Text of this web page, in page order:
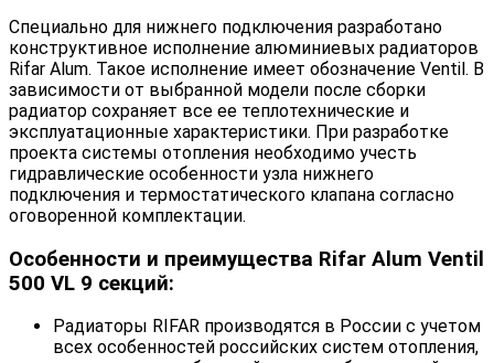
Специально для нижнего подключения разработано
конструктивное исполнение алюминиевых радиаторов
Rifar Alum. Такое исполнение имеет обозначение Ventil. В
зависимости от выбранной модели после сборки
радиатор сохраняет все ее теплотехнические и
эксплуатационные характеристики. При разработке
проекта системы отопления необходимо учесть
гидравлические особенности узла нижнего
подключения и термостатического клапана согласно
оговоренной комплектации.
Особенности и преимущества Rifar Alum Ventil
500 VL 9 секций:
Радиаторы RIFAR производятся в России с учетом
всех особенностей российских систем отопления,